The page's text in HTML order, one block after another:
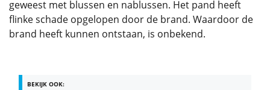
geweest met blussen en nablussen. Het pand heeft
flinke schade opgelopen door de brand. Waardoor de
brand heeft kunnen ontstaan, is onbekend.
BEKIJK OOK: